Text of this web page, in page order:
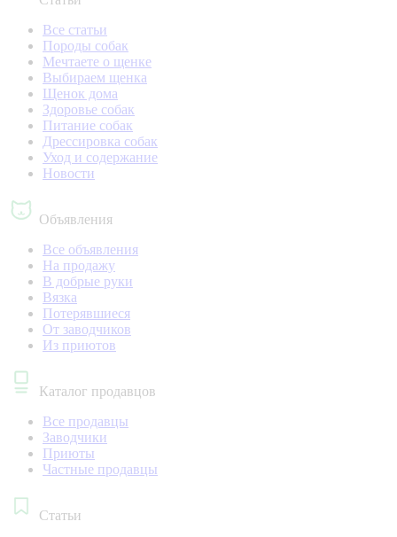
Все статьи
Породы собак
Мечтаете о щенке
Выбираем щенка
Щенок дома
Здоровье собак
Питание собак
Дрессировка собак
Уход и содержание
Новости
Объявления
Все объявления
На продажу
В добрые руки
Вязка
Потерявшиеся
От заводчиков
Из приютов
Каталог продавцов
Все продавцы
Заводчики
Приюты
Частные продавцы
Статьи